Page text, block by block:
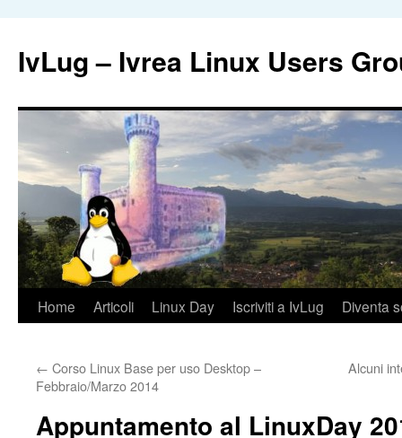
IvLug – Ivrea Linux Users
Vai
contenuto
Home Articoli Linux Day Iscriviti a IvLug Diventa
← Corso Linux Base per uso Desktop –
Febbraio/Marzo 2014
Alcuni
Appuntamento al LinuxDay